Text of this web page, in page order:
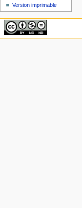
Version imprimable